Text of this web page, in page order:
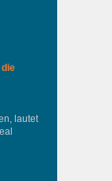
die
lautet